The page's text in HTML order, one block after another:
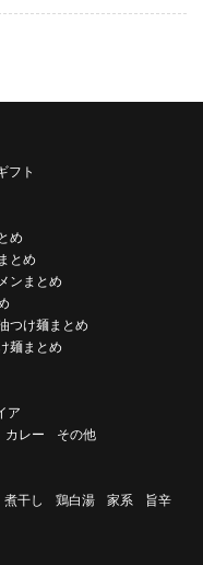
フト
め
とめ
ンまとめ
つけ麺まとめ
麺まとめ
ア
カレー その他
煮干し 鶏白湯 家系
旨辛